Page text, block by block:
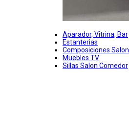
Aparador, Vitrina, Bar
Estanterias
Composiciones Salon
Muebles TV
Sillas Salon Comedor